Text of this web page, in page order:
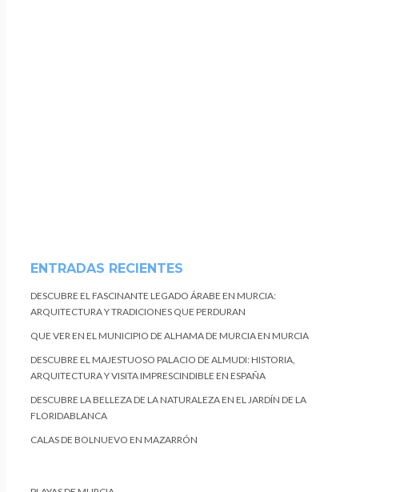
ENTRADAS RECIENTES
DESCUBRE EL FASCINANTE LEGADO ÁRABE EN MURCIA:
ARQUITECTURA Y TRADICIONES QUE PERDURAN
QUE VER EN EL MUNICIPIO DE ALHAMA DE MURCIA EN MURCIA
DESCUBRE EL MAJESTUOSO PALACIO DE ALMUDI: HISTORIA,
ARQUITECTURA Y VISITA IMPRESCINDIBLE EN ESPAÑA
DESCUBRE LA BELLEZA DE LA NATURALEZA EN EL JARDÍN DE LA
FLORIDABLANCA
CALAS DE BOLNUEVO EN MAZARRÓN